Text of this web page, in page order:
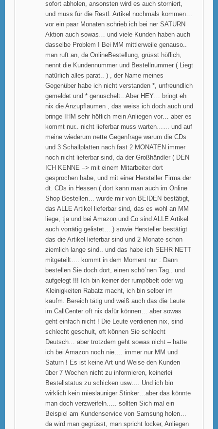
sofort abholen, ansonsten wird es auch storniert,
und muss für die Restl. Artikel nochmals kommen…
vor ein paar Monaten schrieb ich bei ner SATURN
Aktion auch sowas… und viele Kunden haben auch
dasselbe Problem ! Bei MM mittlerweile genauso..
man ruft an, da OnlineBestellung, grüsst höflich,
nennt die Kundennummer und Bestellnummer ( Liegt
natürlich alles parat.. ) , der Name meines
Gegenüber habe ich nicht verstanden *, unfreundlich
gemeldet und * genuschelt.. Aber HEY… bringt eh
nix die Anzupflaumen , das weiss ich doch auch und
bringe IHM sehr höflich mein Anliegen vor… aber es
kommt nur.. nicht lieferbar muss warten…… und auf
meine wiederum nette Gegenfrage warum die CDs
und 3 Schallplatten nach fast 2 MONATEN immer
noch nicht lieferbar sind, da der Großhändler ( DEN
ICH KENNE –> mit einem Mitarbeiter dort
gesprochen habe, und mit einer Hersteller Firma der
dt. CDs in Hessen ( dort kann man auch im Online
Shop Bestellen… wurde mir von BEIDEN bestätigt,
das ALLE Artikel lieferbar sind, das es wohl an MM
liege, tja und bei Amazon und Co sind ALLE Artikel
auch vorrätig gelistet….) sowie Hersteller bestätigt
das die Artikel lieferbar sind und 2 Monate schon
ziemlich lange sind.. und das habe ich SEHR NETT
mitgeteilt…. kommt in dem Moment nur : Dann
bestellen Sie doch dort, einen schö´nen Tag.. und
aufgelegt !!! Ich bin keiner der rumpöbelt oder wg
Kleinigkeiten Rabatz macht, ich bin selber im
kaufm. Bereich tätig und weiß auch das die Leute
im CallCenter oft nix dafür können… aber sowas
geht einfach nicht ! Die Leute verdienen nix, sind
schlecht geschult, oft können Sie schlecht
Deutsch… aber trotzdem geht sowas nicht – hatte
ich bei Amazon noch nie…. immer nur MM und
Saturn ! Es ist keine Art und Weise den Kunden
über 7 Wochen nicht zu informieren, keinerlei
Bestellstatus zu schicken usw…. Und ich bin
wirklich kein mieslauniger Stinker…aber das könnte
man doch verzweifeln….. sollten Sich mal ein
Beispiel am Kundenservice von Samsung holen…
da wird man gegrüsst, man spricht locker, Anliegen